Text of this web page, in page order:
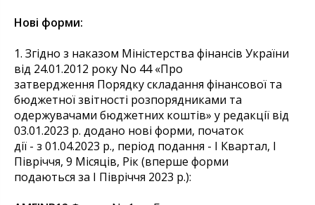
Нові форми:
1. Згідно з наказом Міністерства фінансів України
від 24.01.2012 року No 44 «Про
затвердження Порядку складання фінансової та
бюджетної звітності розпорядниками та
одержувачами бюджетних коштів» у редакції від
03.01.2023 р. додано нові форми, початок
дії - з 01.04.2023 р., період подання - I Квартал, I
Півріччя, 9 Місяців, Рік (вперше форми
подаються за І Півріччя 2023 р.):